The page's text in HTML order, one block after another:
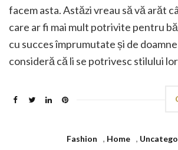
facem asta. Astăzi vreau să vă arăt
care ar fi mai mult potrivite pentru
cu succes împrumutate și de
consideră că li se potrivesc stilului
Fashion , Home ,